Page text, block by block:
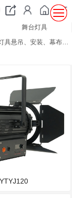
舞台灯具
灯具悬吊、安装、幕布设备